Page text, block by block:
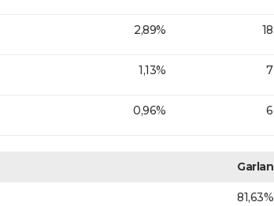
2,89% 18
1,13% 7
0,96% 6
Garlan
81,63%